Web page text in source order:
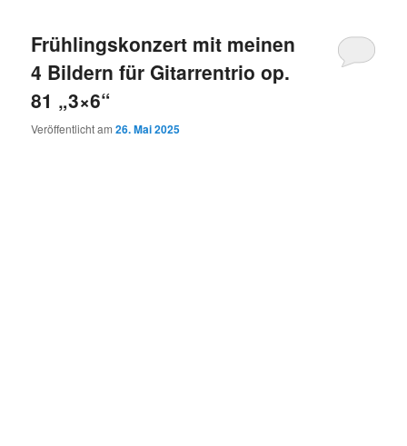
Frühlingskonzert mit meinen
4 Bildern für Gitarrentrio op.
81 „3×6“
Veröffentlicht am26. Mai 2025